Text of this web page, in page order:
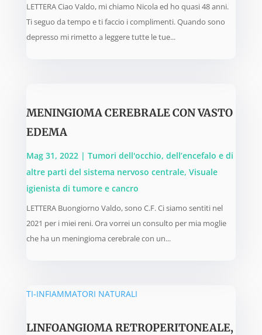
LETTERA Ciao Valdo, mi chiamo Nicola ed ho quasi 48 anni.
Ti seguo da tempo e ti faccio i complimenti. Quando sono
depresso mi rimetto a leggere tutte le tue...
MENINGIOMA CEREBRALE CON VASTO
EDEMA
Mag 31, 2022| Tumori dell'occhio, dell’encefalo e di
altre parti del sistema nervoso centrale, Visuale
igienista di tumore e cancro
LETTERA Buongiorno Valdo, sono C.F. Ci siamo sentiti nel
2021 per i miei reni. Ora vorrei un consulto per mia moglie
che ha un meningioma cerebrale con un...
LINFOANGIOMA RETROPERITONEALE,